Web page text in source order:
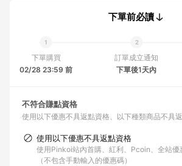
下單前必讀
下單購買
02/28 23:59 前
訂單成立通知
下單後1天內
不符合賺點資格
使用以下優惠不具返點資格 以下種類商品不具
使用以下優惠不具返點資格
使用Pinkoi站內首購、紅利、Pcoin、全站優
（不包含手動輸入的優惠碼）